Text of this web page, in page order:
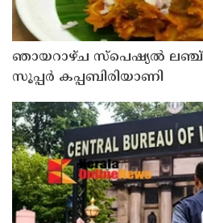
ഞായറാഴ്ച സ്പെഷ്യൽ
സൂപ്പർ കപ്പബിരിയാണി